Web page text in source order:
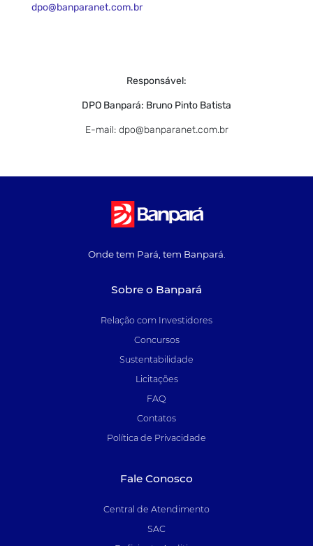
dpo@banparanet.com.br
Responsável:
DPO Banpará: Bruno Pinto Batista
E-mail: dpo@banparanet.com.br
Onde tem Pará, tem Banpará.
Sobre o Banpará
Relação com Investidores
Concursos
Sustentabilidade
Licitações
FAQ
Contatos
Política de Privacidade
Fale Conosco
Central de Atendimento
SAC